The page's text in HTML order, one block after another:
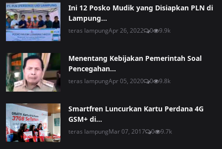
Ini 12 Posko Mudik yang Disiapkan PLN di
Lampung...
teras lampungApr 26, 2022 0 9.9k
Menentang Kebijakan Pemerintah Soal
Pencegahan...
teras lampungApr 05, 2020 0 9.8k
Smartfren Luncurkan Kartu Perdana 4G
GSM+ di...
teras lampungMar 07, 2017 0 9.7k